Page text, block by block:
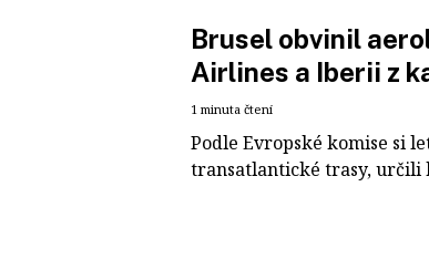
Brusel obvinil
Airlines a Iberii z
1 minuta čtení
Podle Evropské komise si
transatlantické trasy, určili